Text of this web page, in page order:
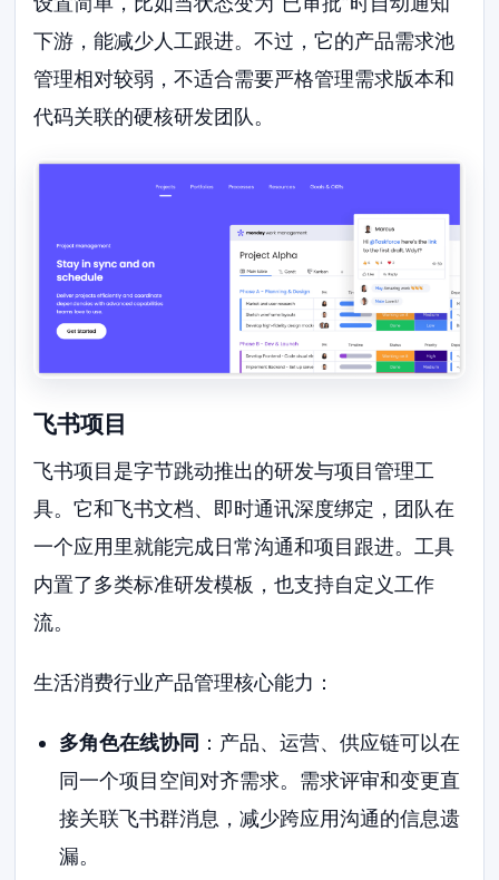
下游，能减少人工跟进。不过，它的产品需求池
管理相对较弱，不适合需要严格管理需求版本和
代码关联的硬核研发团队。
飞书项目
飞书项目是字节跳动推出的研发与项目管理工
具。它和飞书文档、即时通讯深度绑定，团队在
一个应用里就能完成日常沟通和项目跟进。工具
内置了多类标准研发模板，也支持自定义工作
流。
生活消费行业产品管理核心能力：
多角色在线协同 ：产品、运营、供应链可以在
同一个项目空间对齐需求。需求评审和变更直
接关联飞书群消息，减少跨应用沟通的信息遗
漏。